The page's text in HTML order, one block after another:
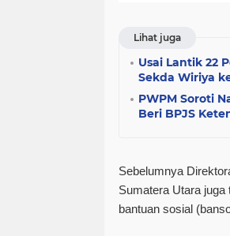
Lihat juga
Usai Lantik 22
Sekda Wiriya
PWPM Soroti
Beri BPJS
Sebelumnya
Sumatera Utara
bantuan sosial